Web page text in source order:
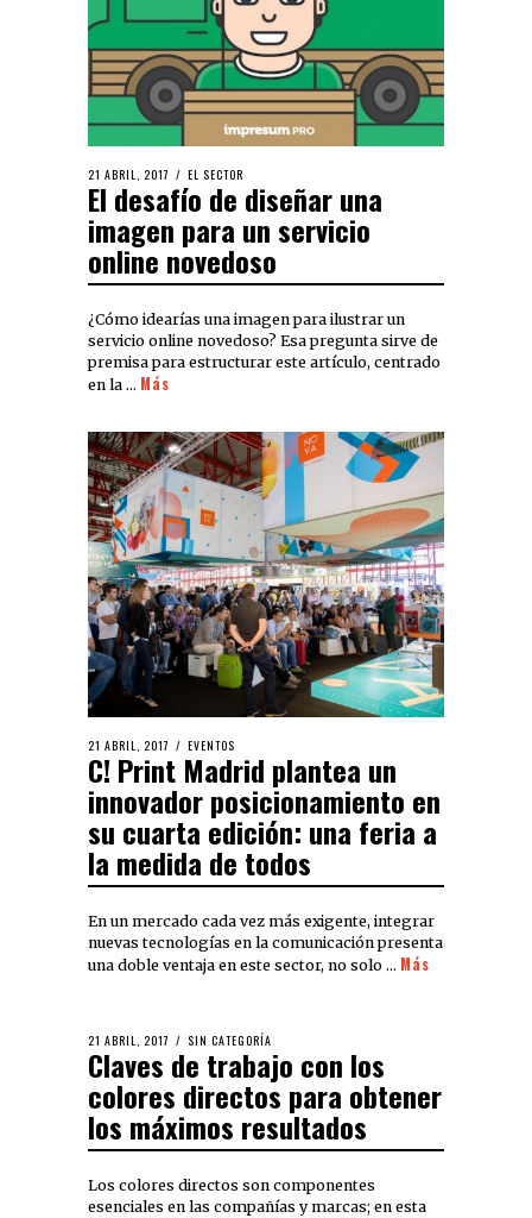
21 ABRIL, 2017 EL SECTOR
El desafío de diseñar una
imagen para un servicio
online novedoso
¿Cómo idearías una imagen para ilustrar un
servicio online novedoso? Esa pregunta sirve de
premisa para estructurar este artículo, centrado
en la … Más
21 ABRIL, 2017 EVENTOS
C! Print Madrid plantea un
innovador posicionamiento en
su cuarta edición: una feria a
la medida de todos
En un mercado cada vez más exigente, integrar
nuevas tecnologías en la comunicación presenta
una doble ventaja en este sector, no solo … Más
21 ABRIL, 2017 SIN CATEGORÍA
Claves de trabajo con los
colores directos para obtener
los máximos resultados
Los colores directos son componentes
esenciales en las compañías y marcas; en esta